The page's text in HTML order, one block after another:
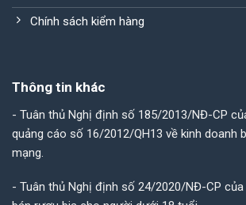
Chính sách kiểm hàng
Thông tin khác
- Tuân thủ Nghị định số 185/2013/NĐ-CP
quảng cáo số 16/2012/QH13 về kinh doanh
mạng.
- Tuân thủ Nghị định số 24/2020/NĐ-CP của